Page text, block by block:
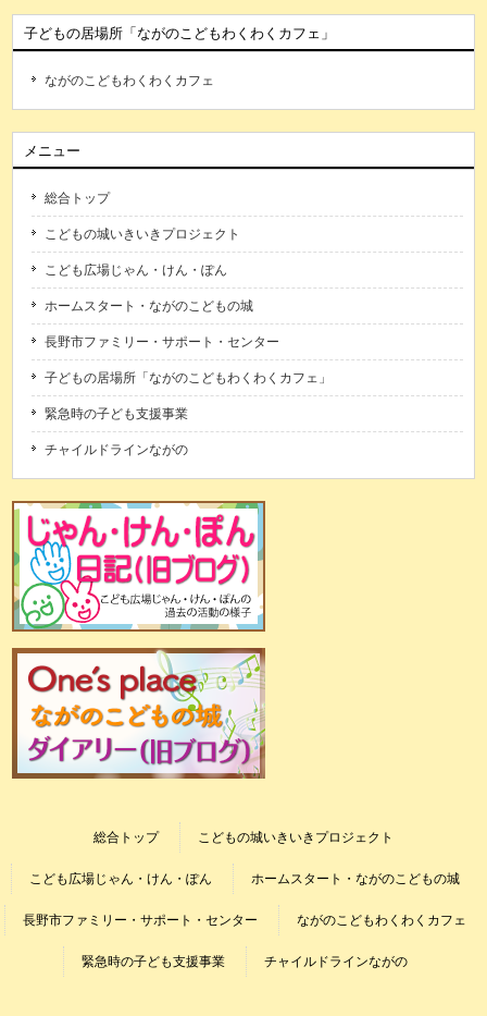
子どもの居場所「ながのこどもわくわくカフェ」
ながのこどもわくわくカフェ
メニュー
総合トップ
こどもの城いきいきプロジェクト
こども広場じゃん・けん・ぽん
ホームスタート・ながのこどもの城
長野市ファミリー・サポート・センター
子どもの居場所「ながのこどもわくわくカフェ」
緊急時の子ども支援事業
チャイルドラインながの
総合トップ こどもの城いきいきプロジェクト
こども広場じゃん・けん・ぽん ホームスタート・ながのこどもの城
長野市ファミリー・サポート・センター ながのこどもわくわくカフェ
緊急時の子ども支援事業 チャイルドラインながの